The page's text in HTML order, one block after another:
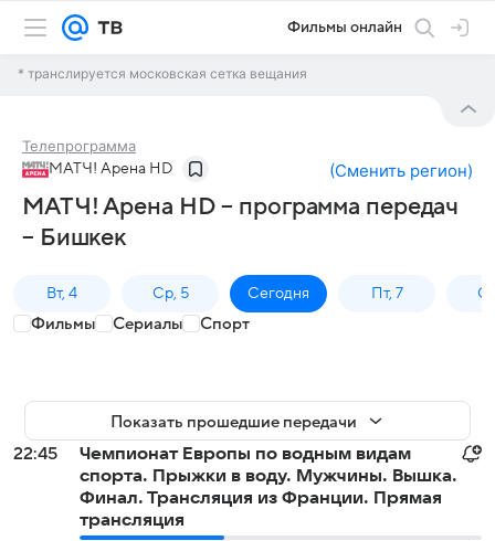
Фильмы онлайн
* транслируется московская сетка вещания
Телепрограмма
МАТЧ! Арена HD (Сменить регион)
МАТЧ! Арена HD – программа передач
– Бишкек
Вт, 4 Ср, 5 Сегодня Пт, 7
Фильмы Сериалы Спорт
Показать прошедшие передачи
22:45
Чемпионат Европы по водным видам
спорта. Прыжки в воду. Мужчины. Вышка.
Финал. Трансляция из Франции. Прямая
трансляция